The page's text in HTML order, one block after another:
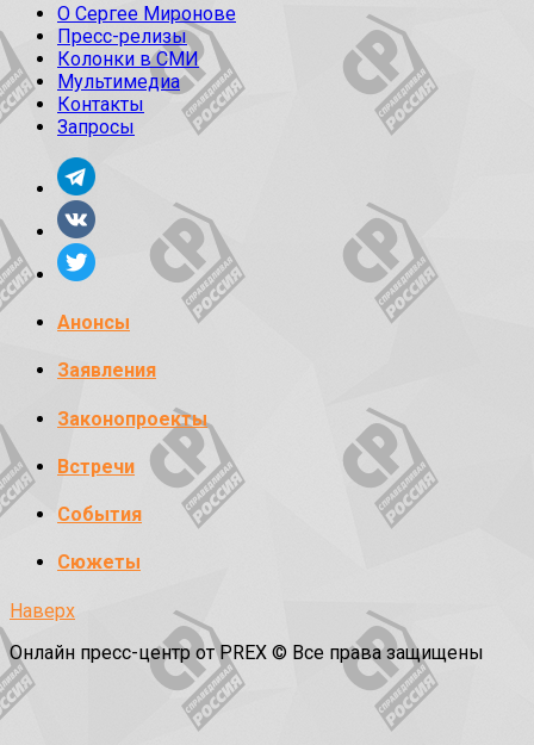
О Сергее Миронове
Пресс-релизы
Колонки в СМИ
Мультимедиа
Контакты
Запросы
Анонсы
Заявления
Законопроекты
Встречи
События
Сюжеты
Наверх
Онлайн пресс-центр от PREX © Все права защищены